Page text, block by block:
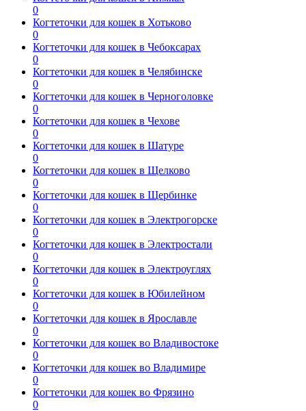
0
Когтеточки для кошек в Хотьково
0
Когтеточки для кошек в Чебоксарах
0
Когтеточки для кошек в Челябинске
0
Когтеточки для кошек в Черноголовке
0
Когтеточки для кошек в Чехове
0
Когтеточки для кошек в Шатуре
0
Когтеточки для кошек в Щелково
0
Когтеточки для кошек в Щербинке
0
Когтеточки для кошек в Электрогорске
0
Когтеточки для кошек в Электростали
0
Когтеточки для кошек в Электроуглях
0
Когтеточки для кошек в Юбилейном
0
Когтеточки для кошек в Ярославле
0
Когтеточки для кошек во Владивостоке
0
Когтеточки для кошек во Владимире
0
Когтеточки для кошек во Фрязино
0